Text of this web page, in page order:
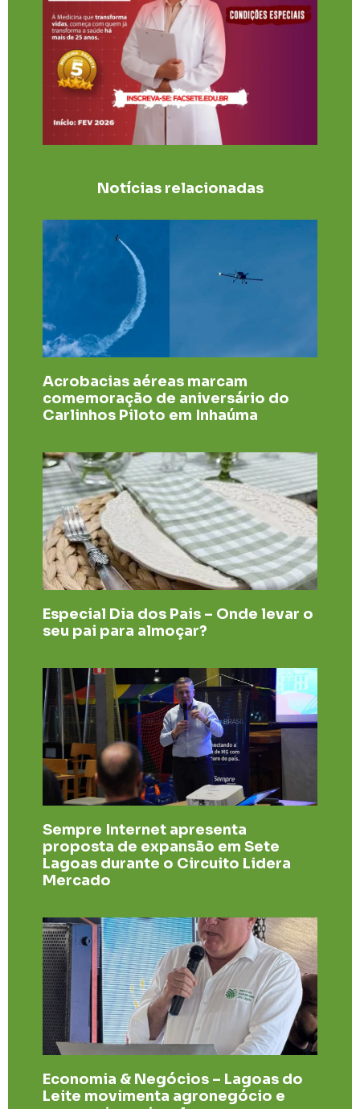
Notícias relacionadas
Acrobacias aéreas marcam
comemoração de aniversário do
Carlinhos Piloto em Inhaúma
Especial Dia dos Pais – Onde levar o
seu pai para almoçar?
Sempre Internet apresenta
proposta de expansão em Sete
Lagoas durante o Circuito Lidera
Mercado
Economia & Negócios – Lagoas do
Leite movimenta agronegócio e